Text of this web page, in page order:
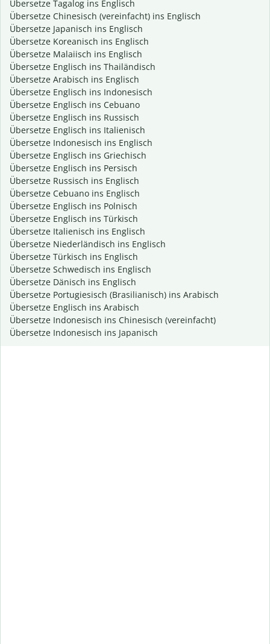
Übersetze Tagalog ins Englisch
Übersetze Chinesisch (vereinfacht) ins Englisch
Übersetze Japanisch ins Englisch
Übersetze Koreanisch ins Englisch
Übersetze Malaiisch ins Englisch
Übersetze Englisch ins Thailändisch
Übersetze Arabisch ins Englisch
Übersetze Englisch ins Indonesisch
Übersetze Englisch ins Cebuano
Übersetze Englisch ins Russisch
Übersetze Englisch ins Italienisch
Übersetze Indonesisch ins Englisch
Übersetze Englisch ins Griechisch
Übersetze Englisch ins Persisch
Übersetze Russisch ins Englisch
Übersetze Cebuano ins Englisch
Übersetze Englisch ins Polnisch
Übersetze Englisch ins Türkisch
Übersetze Italienisch ins Englisch
Übersetze Niederländisch ins Englisch
Übersetze Türkisch ins Englisch
Übersetze Schwedisch ins Englisch
Übersetze Dänisch ins Englisch
Übersetze Portugiesisch (Brasilianisch) ins Arabisch
Übersetze Englisch ins Arabisch
Übersetze Indonesisch ins Chinesisch (vereinfacht)
Übersetze Indonesisch ins Japanisch